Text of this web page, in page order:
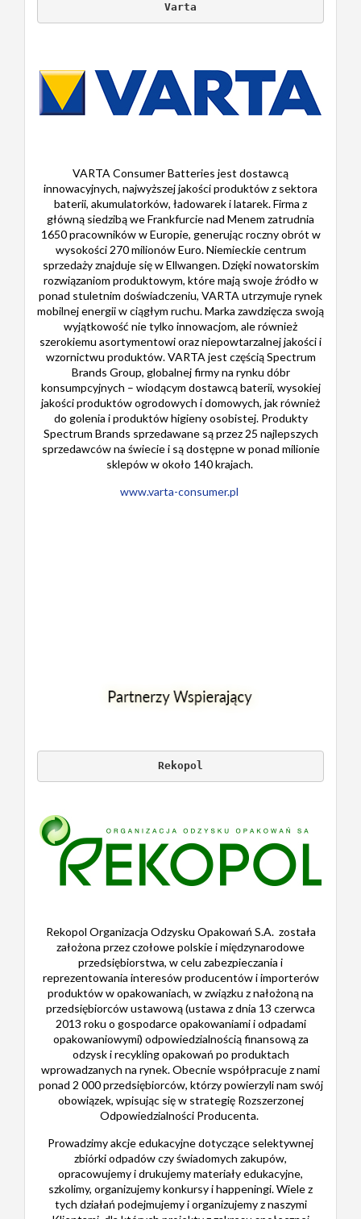
Varta
VARTA Consumer Batteries jest dostawcą
innowacyjnych, najwyższej jakości produktów z sektora
baterii, akumulatorków, ładowarek i latarek. Firma z
główną siedzibą we Frankfurcie nad Menem zatrudnia
1650 pracowników w Europie, generując roczny obrót w
wysokości 270 milionów Euro. Niemieckie centrum
sprzedaży znajduje się w Ellwangen. Dzięki nowatorskim
rozwiązaniom produktowym, które mają swoje źródło w
ponad stuletnim doświadczeniu, VARTA utrzymuje rynek
mobilnej energii w ciągłym ruchu. Marka zawdzięcza swoją
wyjątkowość nie tylko innowacjom, ale również
szerokiemu asortymentowi oraz niepowtarzalnej jakości i
wzornictwu produktów. VARTA jest częścią Spectrum
Brands Group, globalnej firmy na rynku dóbr
konsumpcyjnych – wiodącym dostawcą baterii, wysokiej
jakości produktów ogrodowych i domowych, jak również
do golenia i produktów higieny osobistej. Produkty
Spectrum Brands sprzedawane są przez 25 najlepszych
sprzedawców na świecie i są dostępne w ponad milionie
sklepów w około 140 krajach.
www.varta-consumer.pl
Rekopol
Rekopol Organizacja Odzysku Opakowań S.A. została
założona przez czołowe polskie i międzynarodowe
przedsiębiorstwa, w celu zabezpieczania i
reprezentowania interesów producentów i importerów
produktów w opakowaniach, w związku z nałożoną na
przedsiębiorców ustawową (ustawa z dnia 13 czerwca
2013 roku o gospodarce opakowaniami i odpadami
opakowaniowymi) odpowiedzialnością finansową za
odzysk i recykling opakowań po produktach
wprowadzanych na rynek. Obecnie współpracuje z nami
ponad 2 000 przedsiębiorców, którzy powierzyli nam swój
obowiązek, wpisując się w strategię Rozszerzonej
Odpowiedzialności Producenta.
Prowadzimy akcje edukacyjne dotyczące selektywnej
zbiórki odpadów czy świadomych zakupów,
opracowujemy i drukujemy materiały edukacyjne,
szkolimy, organizujemy konkursy i happeningi. Wiele z
tych działań podejmujemy i organizujemy z naszymi